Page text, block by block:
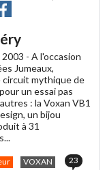
- A l'occasion
Jumeaux,
circuit mythique de
un essai pas
: la Voxan VB1
un bijou
à 31
VOXAN 23